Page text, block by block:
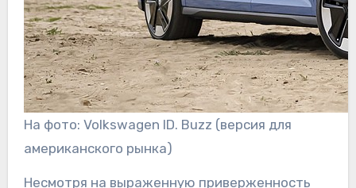
На фото: Volkswagen ID. Buzz (версия для
американского рынка)
Несмотря на выраженную приверженность